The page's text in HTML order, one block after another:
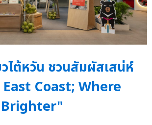
ไต้หวัน ชวนสัมผัสเสน่ห์
Coast; Where
Brighter"